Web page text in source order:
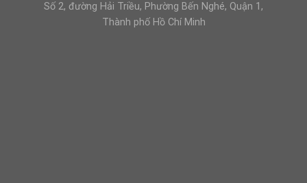
Số 2, đường Hải Triều, Phường Bến Nghé, Quận 1,
Thành phố Hồ Chí Minh